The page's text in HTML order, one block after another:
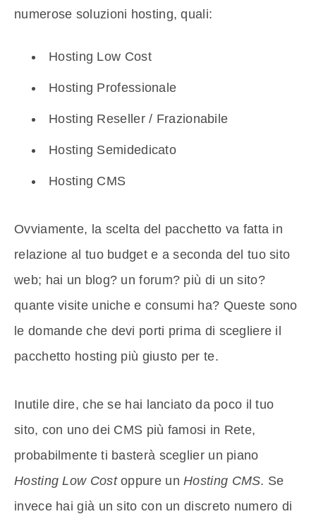
numerose soluzioni hosting, quali:
Hosting Low Cost
Hosting Professionale
Hosting Reseller / Frazionabile
Hosting Semidedicato
Hosting CMS
Ovviamente, la scelta del pacchetto va fatta in
relazione al tuo budget e a seconda del tuo sito
web; hai un blog? un forum? più di un sito?
quante visite uniche e consumi ha? Queste sono
le domande che devi porti prima di scegliere il
pacchetto hosting più giusto per te.
Inutile dire, che se hai lanciato da poco il tuo
sito, con uno dei CMS più famosi in Rete,
probabilmente ti basterà sceglier un piano
Hosting Low Costoppure un Hosting CMS. Se
invece hai già un sito con un discreto numero di